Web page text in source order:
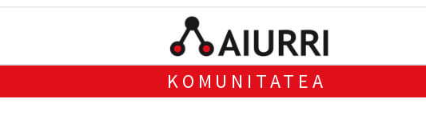
KOMUNITATEA